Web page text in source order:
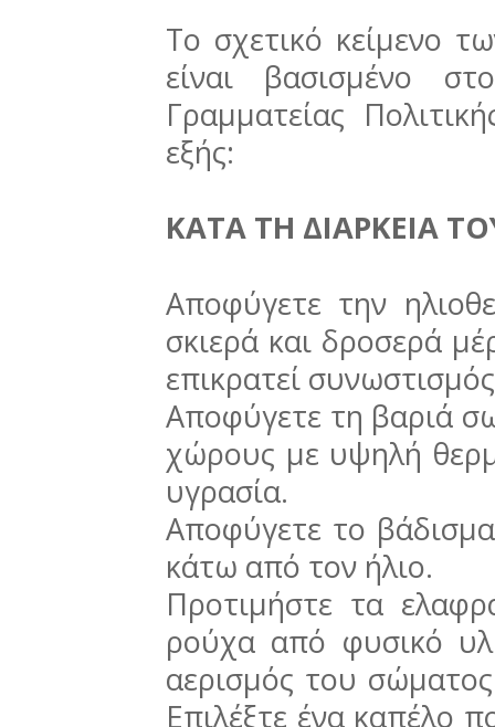
Το σχετικό κείμενο
είναι βασισμένο
Γραμματείας
εξής:
ΚΑΤΑ ΤΗ ΔΙΑΡΚΕΙΑ
Αποφύγετε την
σκιερά και δροσερά
επικρατεί
Αποφύγετε τη βαριά
χώρους με υψηλή
υγρασία.
Αποφύγετε το
κάτω από τον ήλιο.
Προτιμήστε τα
ρούχα από φυσικό
αερισμός του
Επιλέξτε ένα καπέλο